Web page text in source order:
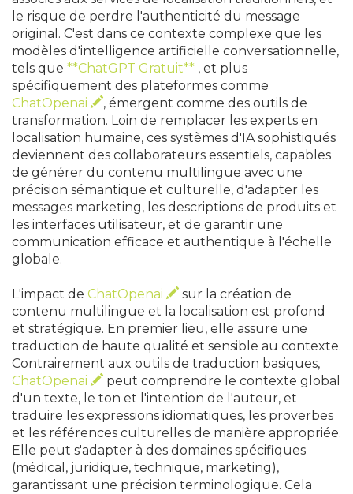
le risque de perdre l'authenticité du message
original. C'est dans ce contexte complexe que les
modèles d'intelligence artificielle conversationnelle,
tels que **ChatGPT Gratuit** , et plus
spécifiquement des plateformes comme
ChatOpenai
, émergent comme des outils de
transformation. Loin de remplacer les experts en
localisation humaine, ces systèmes d'IA sophistiqués
deviennent des collaborateurs essentiels, capables
de générer du contenu multilingue avec une
précision sémantique et culturelle, d'adapter les
messages marketing, les descriptions de produits et
les interfaces utilisateur, et de garantir une
communication efficace et authentique à l'échelle
globale.
L'impact de ChatOpenai
sur la création de
contenu multilingue et la localisation est profond
et stratégique. En premier lieu, elle assure une
traduction de haute qualité et sensible au contexte.
Contrairement aux outils de traduction basiques,
ChatOpenai
peut comprendre le contexte global
d'un texte, le ton et l'intention de l'auteur, et
traduire les expressions idiomatiques, les proverbes
et les références culturelles de manière appropriée.
Elle peut s'adapter à des domaines spécifiques
(médical, juridique, technique, marketing),
garantissant une précision terminologique. Cela